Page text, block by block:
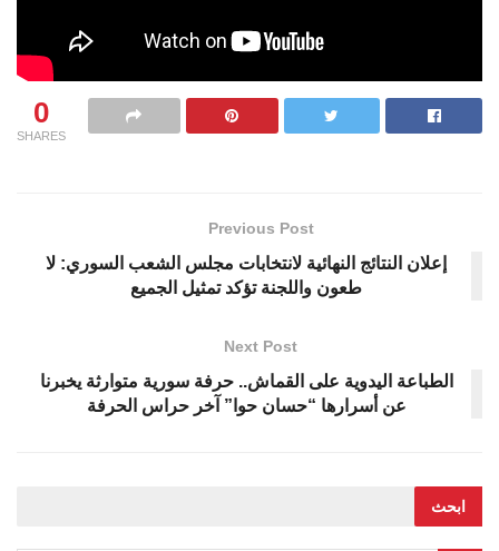
0
SHARES
Previous Post
إعلان النتائج النهائية لانتخابات مجلس الشعب السوري: لا
طعون واللجنة تؤكد تمثيل الجميع
Next Post
الطباعة اليدوية على القماش.. حرفة سورية متوارثة يخبرنا
عن أسرارها “حسان حوا” آخر حراس الحرفة
ابحث